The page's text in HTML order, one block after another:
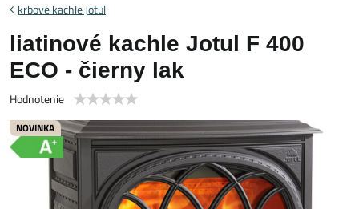
NOVINKA
krbové kachle Jotul
liatinové kachle Jotul F 400
ECO - čierny lak
Hodnotenie